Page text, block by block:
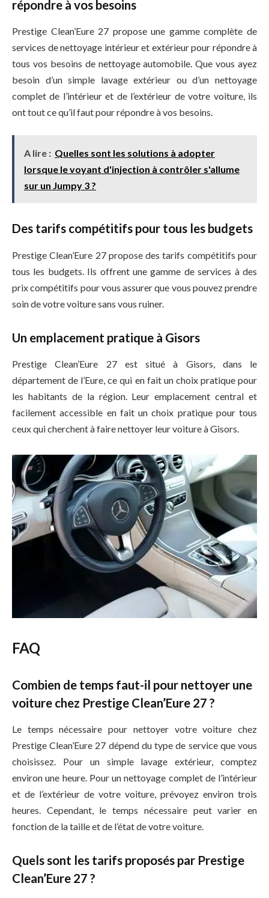
répondre à vos besoins
Prestige Clean’Eure 27 propose une gamme complète de
services de nettoyage intérieur et extérieur pour répondre à
tous vos besoins de nettoyage automobile. Que vous ayez
besoin d’un simple lavage extérieur ou d’un nettoyage
complet de l’intérieur et de l’extérieur de votre voiture, ils
ont tout ce qu’il faut pour répondre à vos besoins.
A lire : Quelles sont les solutions à adopter
lorsque le voyant d'injection à contrôler s'allume
sur un Jumpy 3 ?
Des tarifs compétitifs pour tous les budgets
Prestige Clean’Eure 27 propose des tarifs compétitifs pour
tous les budgets. Ils offrent une gamme de services à des
prix compétitifs pour vous assurer que vous pouvez prendre
soin de votre voiture sans vous ruiner.
Un emplacement pratique à Gisors
Prestige Clean’Eure 27 est situé à Gisors, dans le
département de l’Eure, ce qui en fait un choix pratique pour
les habitants de la région. Leur emplacement central et
facilement accessible en fait un choix pratique pour tous
ceux qui cherchent à faire nettoyer leur voiture à Gisors.
FAQ
Combien de temps faut-il pour nettoyer une
voiture chez Prestige Clean’Eure 27 ?
Le temps nécessaire pour nettoyer votre voiture chez
Prestige Clean’Eure 27 dépend du type de service que vous
choisissez. Pour un simple lavage extérieur, comptez
environ une heure. Pour un nettoyage complet de l’intérieur
et de l’extérieur de votre voiture, prévoyez environ trois
heures. Cependant, le temps nécessaire peut varier en
fonction de la taille et de l’état de votre voiture.
Quels sont les tarifs proposés par Prestige
Clean’Eure 27 ?